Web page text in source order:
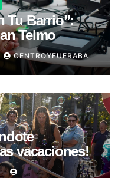
Tu Barrio”:
Telmo
CENTROYFUERABA
vacaciones!